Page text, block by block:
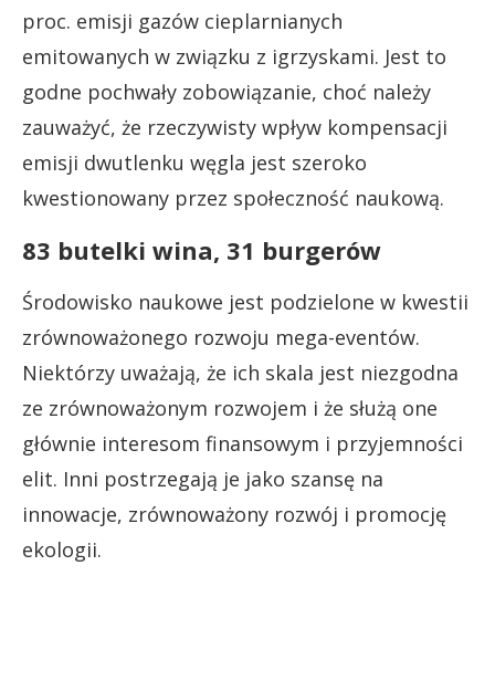
proc. emisji gazów cieplarnianych
emitowanych w związku z igrzyskami. Jest to
godne pochwały zobowiązanie, choć należy
zauważyć, że rzeczywisty wpływ kompensacji
emisji dwutlenku węgla jest szeroko
kwestionowany przez społeczność naukową.
83 butelki wina, 31 burgerów
Środowisko naukowe jest podzielone w kwestii
zrównoważonego rozwoju mega-eventów.
Niektórzy uważają, że ich skala jest niezgodna
ze zrównoważonym rozwojem i że służą one
głównie interesom finansowym i przyjemności
elit. Inni postrzegają je jako szansę na
innowacje, zrównoważony rozwój i promocję
ekologii.